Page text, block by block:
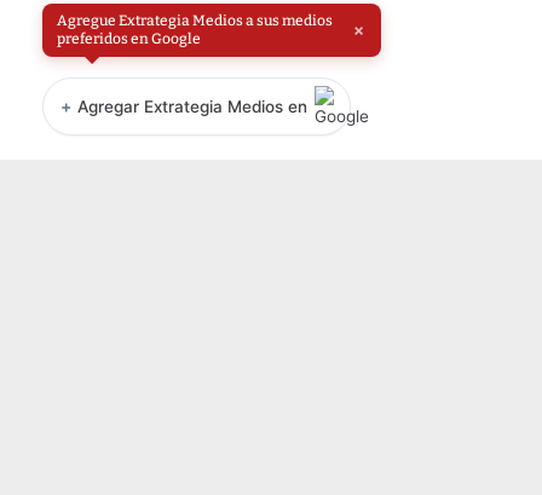
Agregue Extrategia Medios a sus medios
preferidos en Google
×
+ Agregar Extrategia Medios en